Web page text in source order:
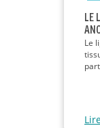
LE
Le